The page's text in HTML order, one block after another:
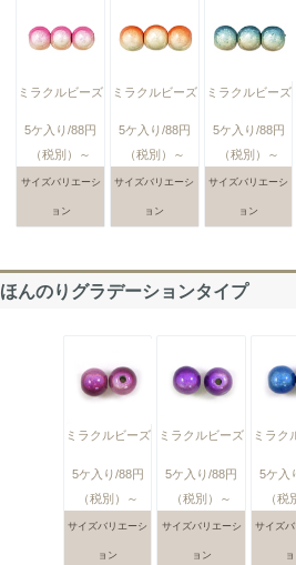
ミラクルビーズ
5ケ入り/88円
（税別）～
サイズバリエーシ
ョン
ミラクルビーズ
5ケ入り/88円
（税別）～
サイズバリエーシ
ョン
ミラクルビーズ
5ケ入り/88円
（税別）～
サイズバリエーシ
ョン
ほんのりグラデーションタイプ
ミラクルビーズ
5ケ入り/88円
（税別）～
サイズバリエーシ
ョン
ミラクルビーズ
5ケ入り/88円
（税別）～
サイズバリエーシ
ョン
ミラク
5ケ入
（税
サイズ